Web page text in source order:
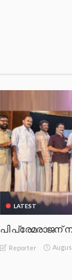
LATEST
പി പ്രേമരാജന്
Reporter